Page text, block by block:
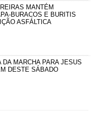
MANTÉM
BURACOS E BURITIS
ASFÁLTICA
DA MARCHA PARA JESUS
DESTE SÁBADO